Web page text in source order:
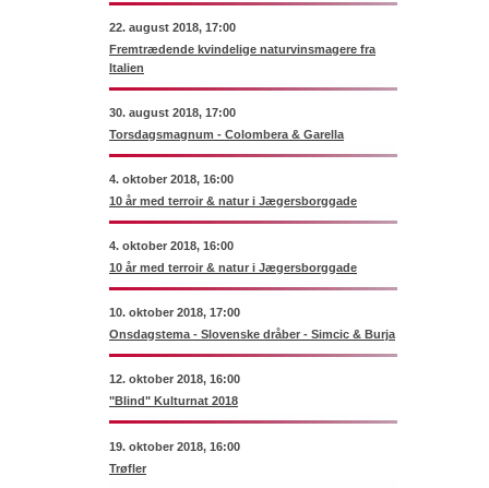
22. august 2018, 17:00
Fremtrædende kvindelige naturvinsmagere fra
Italien
30. august 2018, 17:00
Torsdagsmagnum - Colombera & Garella
4. oktober 2018, 16:00
10 år med terroir & natur i Jægersborggade
4. oktober 2018, 16:00
10 år med terroir & natur i Jægersborggade
10. oktober 2018, 17:00
Onsdagstema - Slovenske dråber - Simcic & Burja
12. oktober 2018, 16:00
"Blind" Kulturnat 2018
19. oktober 2018, 16:00
Trøfler